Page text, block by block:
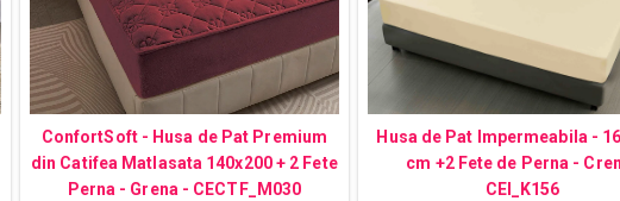
ConfortSoft - Husa de Pat Premium
din Catifea Matlasata 140x200 + 2 Fete
Perna - Grena - CECTF_M030
Husa de Pat Impermeabila -
cm +2 Fete de Perna -
CEI_K156